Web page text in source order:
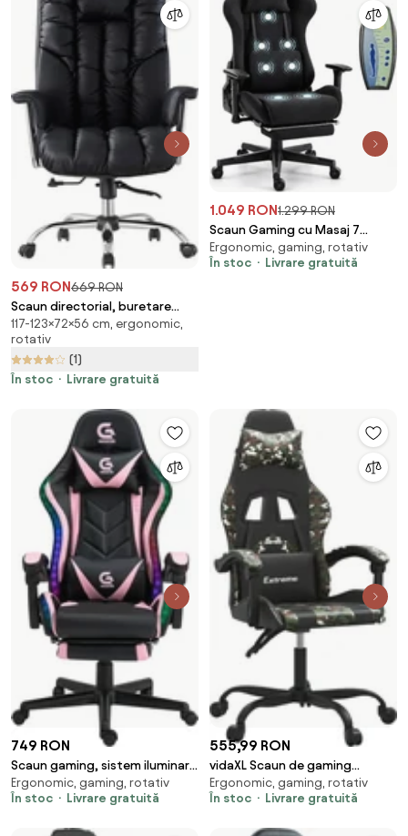
569 RON669 RON
Scaun directorial, buretare
generoasa, functie inclinare,
spatar inalt, piele ecologica,
Negru
117-123×72×56 cm, ergonomic,
rotativ
(1)
În stoc
Livrare gratuită
1.049 RON1.299 RON
Scaun Gaming cu Masaj 7
Puncte și Încălzire,
Telecomanda, Cotiere 3D,
Ergonomic, gaming, rotativ
În stoc
Livrare gratuită
749 RON
Scaun gaming, sistem iluminare
bandă LED RGB, masaj în perna
lombară, suport picioare,
Ergonomic, gaming, rotativ
În stoc
Livrare gratuită
555,99 RON
vidaXL Scaun de gaming
pivotant, negru și camuflaj,
piele ecologică
Ergonomic, gaming, rotativ
În stoc
Livrare gratuită